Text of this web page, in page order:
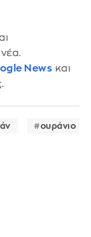
News και
ουράνιο